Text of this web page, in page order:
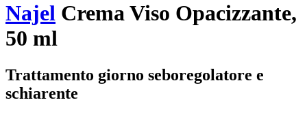
Najel Crema Viso Opacizzante,
50 ml
Trattamento giorno seboregolatore e
schiarente